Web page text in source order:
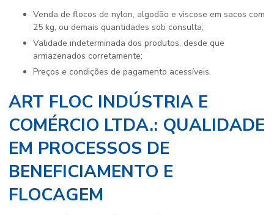
Venda de flocos de nylon, algodão e viscose em sacos com
25 kg, ou demais quantidades sob consulta;
Validade indeterminada dos produtos, desde que
armazenados corretamente;
Preços e condições de pagamento acessíveis.
ART FLOC INDÚSTRIA E
COMÉRCIO LTDA.: QUALIDADE
EM PROCESSOS DE
BENEFICIAMENTO E
FLOCAGEM